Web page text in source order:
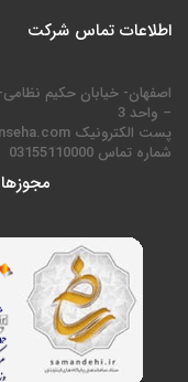
اطلاعات تماس شرکت
– واحد 3
پست الکترونیک info@licenseha.com
شماره تماس 03155110000
مجوزها